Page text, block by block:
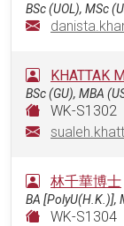
BSc (UOL), MSc
KHATTAK
BSc (GU), MBA
WK-S1302
林千華博士
BA [PolyU(H.K.)],
WK-S1304